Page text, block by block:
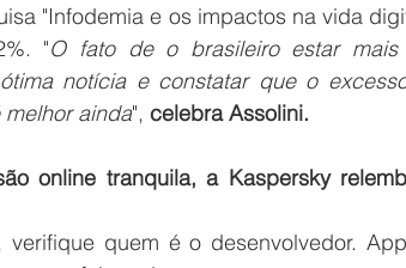
"Infodemia e os impactos na vida
"O fato de o brasileiro estar
notícia e constatar que o
ainda", celebra Assolini.
online tranquila, a Kaspersky
quem é o desenvolvedor.